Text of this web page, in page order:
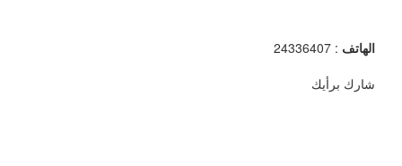
الهاتف : 24336407
شارك برأيك